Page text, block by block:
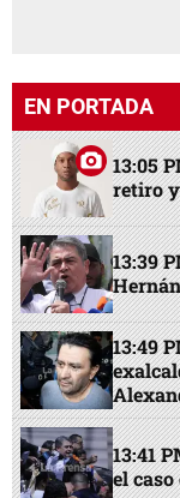
EN PORTADA
13:05
retiro
13:39
13:49
13:41
el